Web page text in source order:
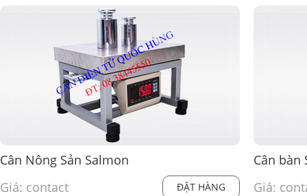
Cân Nông Sản Salmon
Giá: contact
ĐẶT HÀNG
Cân bàn
Giá: